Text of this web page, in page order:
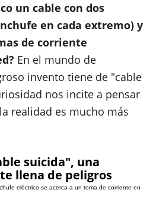
un cable con dos
en cada extremo) y
de corriente
En el mundo de
invento tiene de "cable
nos incite a pensar
realidad es mucho más
suicida", una
llena de peligros